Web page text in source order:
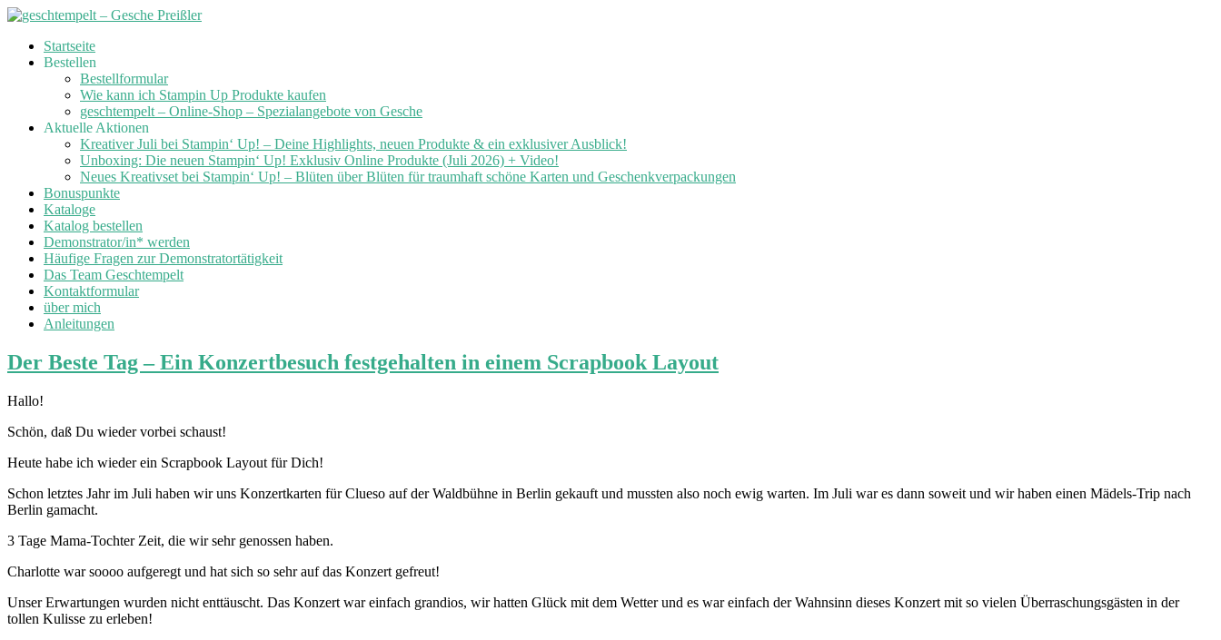
Skip
Startseite
Bestellen
Bestellformular
Wie kann ich Stampin Up Produkte kaufen
geschtempelt – Online-Shop – Spezialangebote von Gesche
Aktuelle Aktionen
Kreativer Juli bei Stampin‘ Up! – Deine Highlights, neuen Produkte & ein exklusiver Ausblick!
Unboxing: Die neuen Stampin‘ Up! Exklusiv Online Produkte (Juli 2026) + Video!
Neues Kreativset bei Stampin‘ Up! – Blüten über Blüten für traumhaft schöne Karten und Geschenkverpackungen
Bonuspunkte
Kataloge
Katalog bestellen
Demonstrator/in* werden
Häufige Fragen zur Demonstratortätigkeit
Das Team Geschtempelt
Kontaktformular
über mich
Anleitungen
Der Beste Tag – Ein Konzertbesuch festgehalten in einem Scrapbook Layout
Hallo!
Schön, daß Du wieder vorbei schaust!
Heute habe ich wieder ein Scrapbook Layout für Dich!
Schon letztes Jahr im Juli haben wir uns Konzertkarten für Clueso auf der Waldbühne in Berlin gekauft und mussten also noch ewig warten. Im Juli war es dann soweit und wir haben einen Mädels-Trip nach
Berlin gamacht.
3 Tage Mama-Tochter Zeit, die wir sehr genossen haben.
Charlotte war soooo aufgeregt und hat sich so sehr auf das Konzert gefreut!
Unser Erwartungen wurden nicht enttäuscht. Das Konzert war einfach grandios, wir hatten Glück mit dem Wetter und es war einfach der Wahnsinn dieses Konzert mit so vielen Überraschungsgästen in der
tollen Kulisse zu erleben!